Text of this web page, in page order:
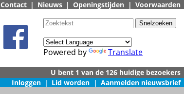
Contact | Nieuws | Openingstijden | Voorwaarden
Powered by Translate
Inloggen | Lid worden | Aanmelden nieuwsbrief